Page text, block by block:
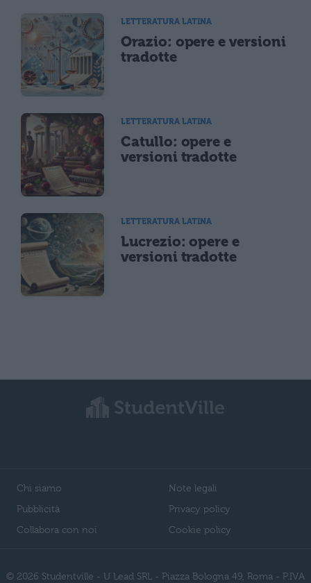
LETTERATURA LATINA
Orazio: opere e versioni
tradotte
LETTERATURA LATINA
Catullo: opere e
versioni tradotte
LETTERATURA LATINA
Lucrezio: opere e
versioni tradotte
Chi siamo
Pubblicità
Collabora con noi
Note legali
Privacy policy
Cookie policy
© 2026 Studentville - U Lead SRL - Piazza Bologna 49, Roma - P.IVA